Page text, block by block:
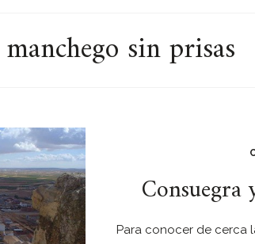
sin prisas
Para conocer de cerca